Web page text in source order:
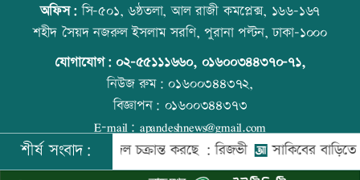
গবেষণা-দক্ষতা উন্নয়নে বাংলাদেশ-অস্ট্রেলিয়ার
নতুন উদ্যোগ
বিমানবন্দরে বাড়ছে নিরাপত্তা, বসছে অ্যান্টি-
ড্রোন সিস্টেম
প্রতিমন্ত্রীকে ঘিরে ভাইরাল ভিডিওতে ছবি
জুড়ে অপপ্রচার: এলিন
বিশ্ব মাতৃদুগ্ধ দিবস আজ
অফিস:সি-৫০১, ৬ষ্ঠতলা, আল রাজী কমপ্লেক্স, ১৬৬-১৬৭
শহীদ সৈয়দ নজরুল ইসলাম সরণি, পুরানা পল্টন, ঢাকা-১০০০
যোগাযোগ: ০২-৫৫১১১৬৬০, ০১৬০০৩৪৪৩৭০-৭১,
নিউজ রুম:০১৬০০৩৪৪৩৭২,
বিজ্ঞাপন: ০১৬০০৩৪৪৩৭৩
E-mail: apandeshnews@gmail.com
©২০২৬ |আপন দেশ ডটকমকর্তৃক সর্বসত্ব ® সংরক্ষিত | উন্নয়নে
শীর্ষ সংবাদ:
একটি দল চক্রান্ত করছে : রিজভী সাকিবের বাড়িতে হামলার